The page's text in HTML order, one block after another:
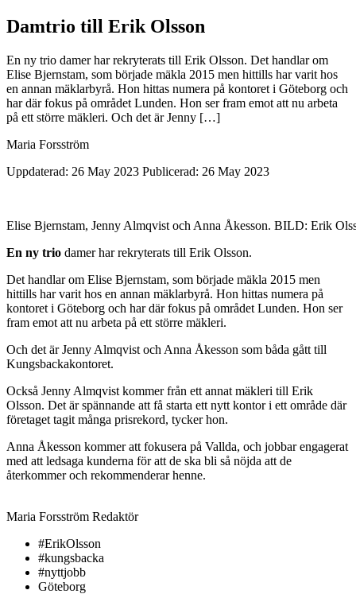
Damtrio till Erik Olsson
En ny trio damer har rekryterats till Erik Olsson. Det handlar om
Elise Bjernstam, som började mäkla 2015 men hittills har varit hos
en annan mäklarbyrå. Hon hittas numera på kontoret i Göteborg och
har där fokus på området Lunden. Hon ser fram emot att nu arbeta
på ett större mäkleri. Och det är Jenny […]
Maria Forsström
Uppdaterad: 26 May 2023 Publicerad: 26 May 2023
Elise Bjernstam, Jenny Almqvist och Anna Åkesson. BILD: Erik
En ny trio damer har rekryterats till Erik Olsson.
Det handlar om Elise Bjernstam, som började mäkla 2015 men
hittills har varit hos en annan mäklarbyrå. Hon hittas numera på
kontoret i Göteborg och har där fokus på området Lunden. Hon ser
fram emot att nu arbeta på ett större mäkleri.
Och det är Jenny Almqvist och Anna Åkesson som båda gått till
Kungsbackakontoret.
Också Jenny Almqvist kommer från ett annat mäkleri till Erik
Olsson. Det är spännande att få starta ett nytt kontor i ett område där
företaget tagit många prisrekord, tycker hon.
Anna Åkesson kommer att fokusera på Vallda, och jobbar engagerat
med att ledsaga kunderna för att de ska bli så nöjda att de
återkommer och rekommenderar henne.
Maria Forsström Redaktör
#ErikOlsson
#kungsbacka
#nyttjobb
Göteborg